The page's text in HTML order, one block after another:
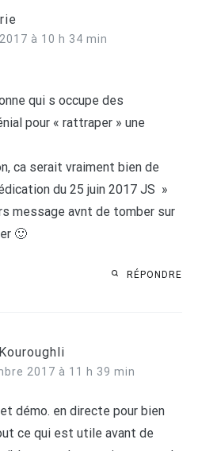
à 10 h 34 min
qui s occupe des
pour « rattraper » une
ca serait vraiment bien de
du 25 juin 2017 JS »
message avnt de tomber sur
🙂
RÉPONDRE
2017 à 11 h 39 min
démo. en directe pour bien
ce qui est utile avant de